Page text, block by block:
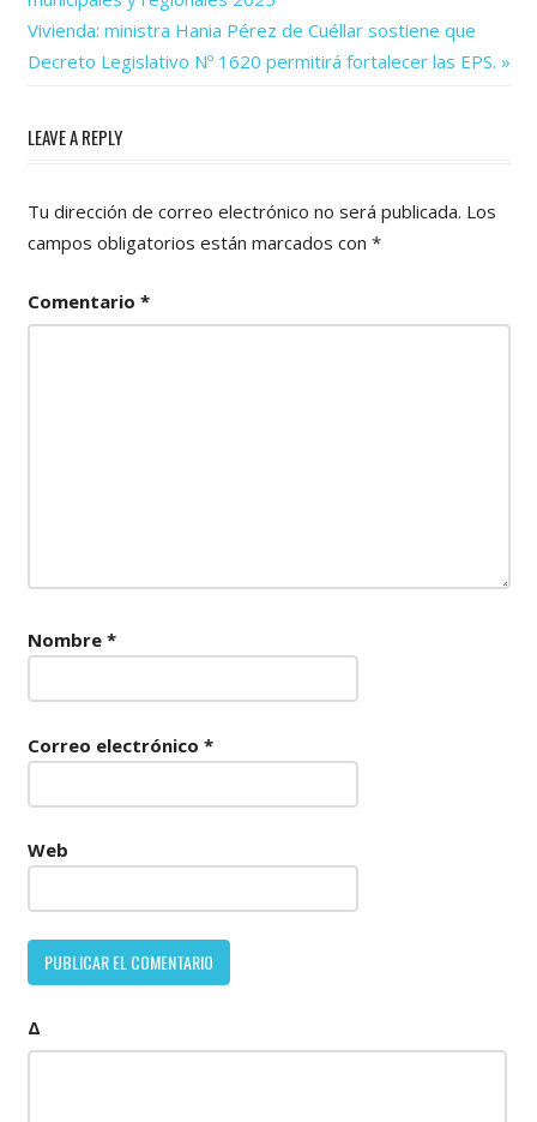
de
entradas
Next
Post:
Vivienda: ministra Hania Pérez de Cuéllar sostiene que
Decreto Legislativo Nº 1620 permitirá fortalecer las EPS.
LEAVE A REPLY
Tu dirección de correo electrónico no será publicada. Los
campos obligatorios están marcados con *
Comentario *
Nombre *
Correo electrónico *
Web
Δ